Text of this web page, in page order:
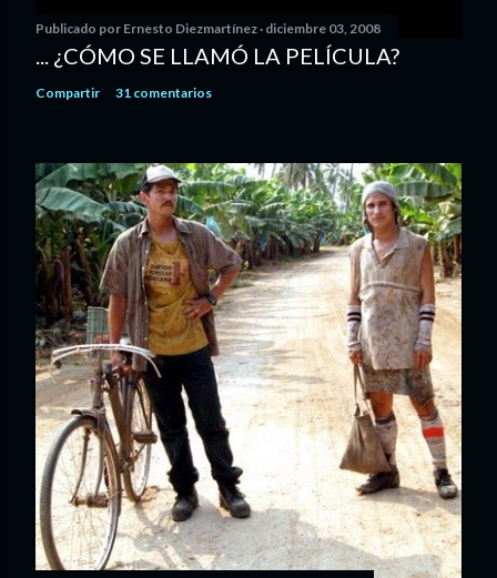
Publicado por Ernesto Diezmartínez diciembre 03, 2008
... ¿CÓMO SE LLAMÓ LA PELÍCULA?
Compartir 31 comentarios